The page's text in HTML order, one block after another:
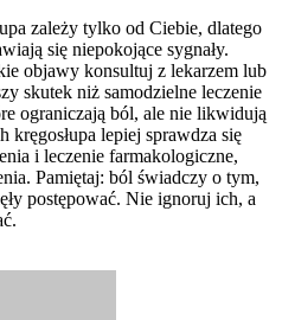
zależy tylko od Ciebie, dlatego
się niepokojące sygnały.
objawy konsultuj z lekarzem lub
skutek niż samodzielne leczenie
ograniczają ból, ale nie likwidują
kręgosłupa lepiej sprawdza się
i leczenie farmakologiczne,
Pamiętaj: ból świadczy o tym,
postępować. Nie ignoruj ich, a